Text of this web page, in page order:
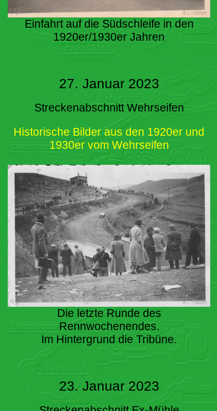
Einfahrt auf die Südschleife in den
1920er/1930er Jahren
27. Januar 2023
Streckenabschnitt Wehrseifen
Historische Bilder aus den 1920er und
1930er vom Wehrseifen
Die letzte Runde des
Rennwochenendes.
Im Hintergrund die Tribüne.
23. Januar 2023